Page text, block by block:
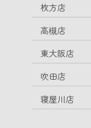
枚方店
高槻店
東大阪店
吹田店
寝屋川店